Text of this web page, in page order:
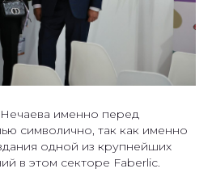
именно перед
символично, так как именно
одной из крупнейших
в этом секторе Faberlic.